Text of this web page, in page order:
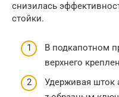
снизилась
стойки.
В подкапотном
верхнего
Удерживая шток